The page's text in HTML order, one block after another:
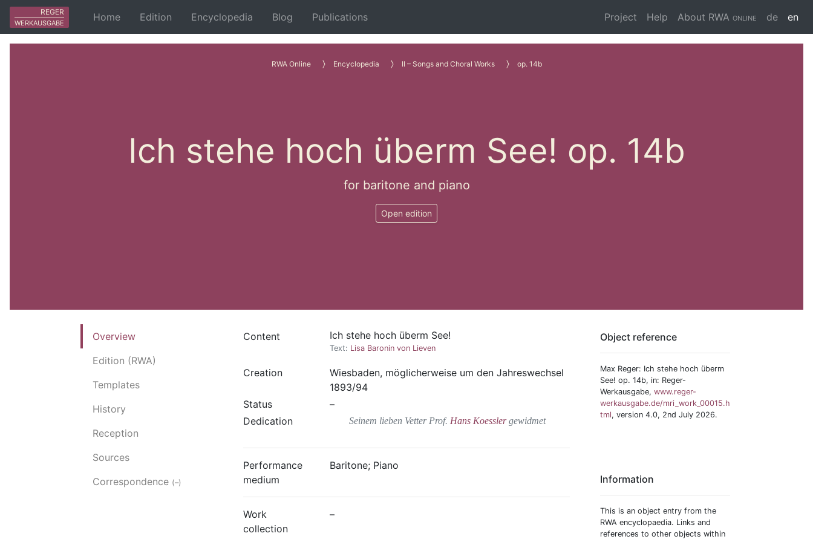
REGER
WERKAUSGABE Home Edition Encyclopedia Blog Publications Project Help About RWA online de en
RWA Online Encyclopedia II – Songs and Choral Works op. 14b
Ich stehe hoch überm See! op. 14b
for baritone and piano
Open edition
Overview
Edition (RWA)
Templates
History
Reception
Sources
Correspondence (–)
Content Ich stehe hoch überm See!
Text: Lisa Baronin von Lieven
Creation
Wiesbaden, möglicherweise um den Jahreswechsel
1893/94
Status
–
Dedication
Seinem lieben Vetter Prof. Hans Koesslergewidmet
Performance
medium
Baritone; Piano
Work
collection
–
Object reference
Max Reger: Ich stehe hoch überm
See! op. 14b, in: Reger-
Werkausgabe, www.reger-
werkausgabe.de/mri_work_00015.h
tml, version 4.0, 2nd July 2026.
Information
This is an object entry from the
RWA encyclopaedia. Links and
references to other objects within